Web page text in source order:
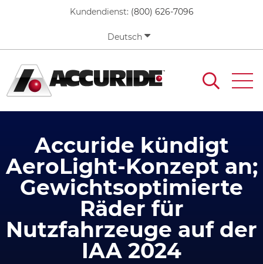
content
Kundendienst: (800) 626-7096
Deutsch
Accuride kündigt
AeroLight-Konzept an;
Gewichtsoptimierte
Räder für
Nutzfahrzeuge auf der
IAA 2024